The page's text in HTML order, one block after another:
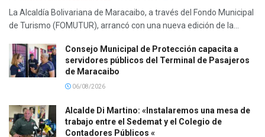
La Alcaldía Bolivariana de Maracaibo, a través del Fondo Municipal
de Turismo (FOMUTUR), arrancó con una nueva edición de la...
Consejo Municipal de Protección capacita a
servidores públicos del Terminal de Pasajeros
de Maracaibo
06/08/2026
Alcalde Di Martino: «Instalaremos una mesa de
trabajo entre el Sedemat y el Colegio de
Contadores Públicos «